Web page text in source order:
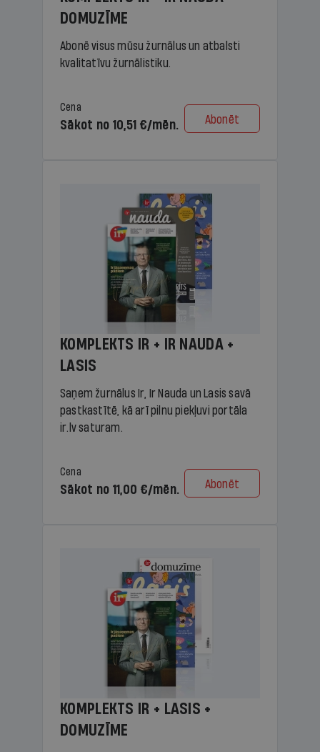
DOMUZĪME
Abonē visus mūsu žurnālus un atbalsti
kvalitatīvu žurnālistiku.
Cena
Sākot no 10,51 €/mēn. Abonēt
KOMPLEKTS IR + IR NAUDA +
LASIS
Saņem žurnālus Ir, Ir Nauda un Lasis savā
pastkastītē, kā arī pilnu piekļuvi portāla
ir.lv saturam.
Cena
Sākot no 11,00 €/mēn. Abonēt
KOMPLEKTS IR + LASIS +
DOMUZĪME